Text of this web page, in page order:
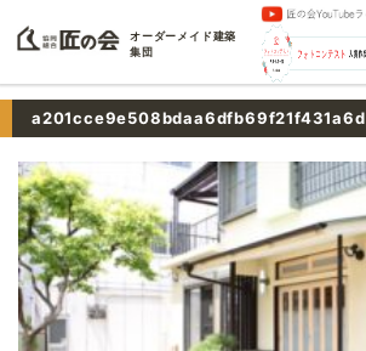
オーダーメイド建築
集団
a201cce9e508bdaa6dfb69f21f431a6d